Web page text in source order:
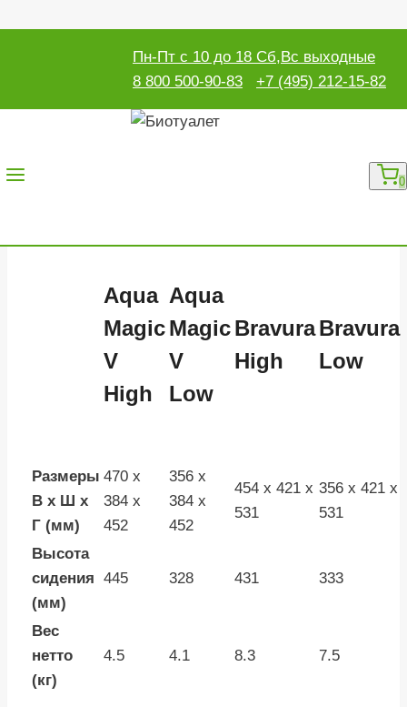
Пн-Пт с 10 до 18 Сб,Вс выходные
8 800 500-90-83
+7 (495) 212-15-82
0
Полезная информация
Сравнение
Aqua
Magic
V
High
Aqua
Magic
V
Low
Bravura
High
Bravura
Low
Размеры
В x Ш x
Г (мм)
470 x
384 x
452
356 x
384 x
452
454 x 421 x
531
356 x 421 x
531
Высота
сидения
(мм)
445 328 431 333
Вес
нетто
(кг)
4.5 4.1 8.3 7.5